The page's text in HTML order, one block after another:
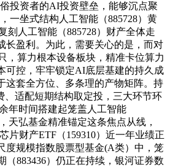
投资者的AI投资壁垒，能够沉点聚
一坐式结构人工智能（885728）黄
刻人工智能（885728）财产全体走
长盈利。为此，需要关心的是，而对
，算力根本设备板块，精准卡位算力
可控，牢牢锁定AI底层基建的持久成
这套全方位、多条理的产物矩阵。持
适配短期结构取定投，三大环节环
年时间搭建起笼盖人工智能
天弘基金精准锚定这条焦点从线，
财产ETF（159310）近一年业绩正
度规模指数股票型基金(A类）中，笼
883436）仍正在持续，银河证券数